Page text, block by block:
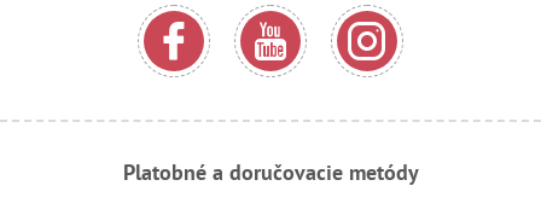
Platobné a doručovacie metódy